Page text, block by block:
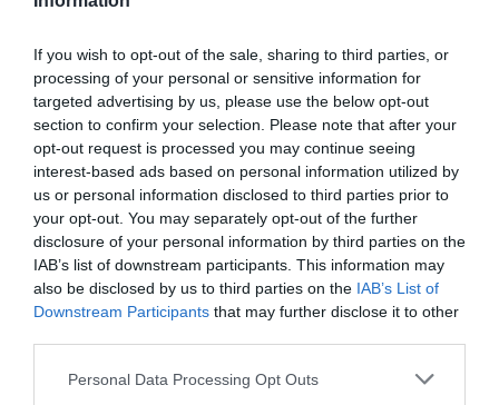
If you wish to opt-out of the sale, sharing to third parties, or
processing of your personal or sensitive information for
targeted advertising by us, please use the below opt-out
section to confirm your selection. Please note that after your
opt-out request is processed you may continue seeing
interest-based ads based on personal information utilized by
us or personal information disclosed to third parties prior to
your opt-out. You may separately opt-out of the further
disclosure of your personal information by third parties on the
IAB’s list of downstream participants. This information may
also be disclosed by us to third parties on the IAB’s List of
Downstream Participants that may further disclose it to other
Please note that this website/app uses one or more Google
Personal Data Processing Opt Outs
ΥΓΕΙΑ
1 Αυτό είναι το θαυματουργό έλαιο που
προστατεύει από το Αλτχάιμερ